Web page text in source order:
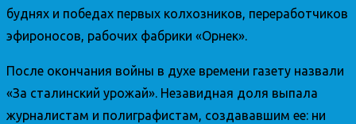
буднях и победах первых колхозников, переработчиков
эфироносов, рабочих фабрики «Орнек».
После окончания войны в духе времени газету назвали
«За сталинский урожай». Незавидная доля выпала
журналистам и полиграфистам, создававшим ее: ни